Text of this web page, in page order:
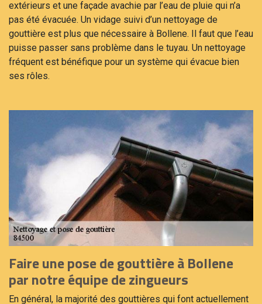
extérieurs et une façade avachie par l’eau de pluie qui n’a
pas été évacuée. Un vidage suivi d’un nettoyage de
gouttière est plus que nécessaire à Bollene. Il faut que l’eau
puisse passer sans problème dans le tuyau. Un nettoyage
fréquent est bénéfique pour un système qui évacue bien
ses rôles.
Faire une pose de gouttière à Bollene
par notre équipe de zingueurs
En général, la majorité des gouttières qui font actuellement